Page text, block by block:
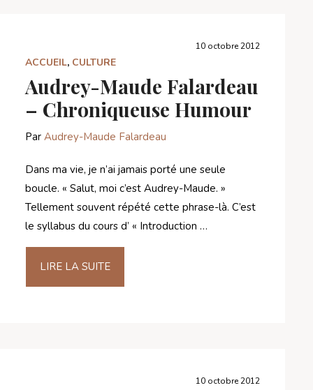
10 octobre 2012
ACCUEIL, CULTURE
Audrey-Maude Falardeau
– Chroniqueuse Humour
Par Audrey-Maude Falardeau
Dans ma vie, je n’ai jamais porté une seule
boucle. « Salut, moi c’est Audrey-Maude. »
Tellement souvent répété cette phrase-là. C’est
le syllabus du cours d’ « Introduction …
LIRE LA SUITE
10 octobre 2012